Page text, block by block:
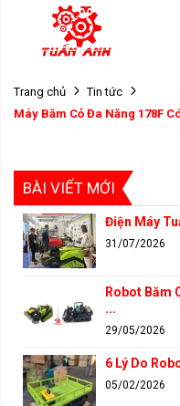
Trang chủ
Tin tức
Máy Băm Cỏ Đa Năng 178F
BÀI VIẾT MỚI
Điện Máy
31/07/2026
Robot Băm
...
29/05/2026
6 Lý Do
05/02/2026